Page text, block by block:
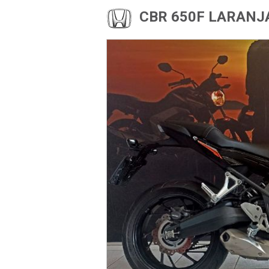
CBR 650F